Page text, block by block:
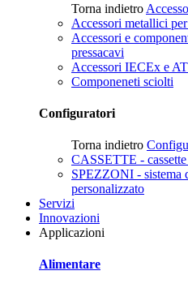
Torna indietro
Accessori metallici
Accessori e
pressacavi
Accessori IECEx e
Componeneti sciolti
Configuratori
Torna indietro
CASSETTE -
SPEZZONI - sistema
personalizzato
Servizi
Innovazioni
Applicazioni
Alimentare